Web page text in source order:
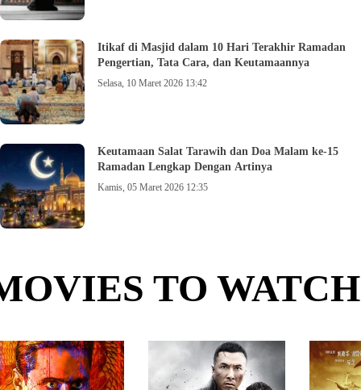
Itikaf di Masjid dalam 10 Hari Terakhir Ramadan
Pengertian, Tata Cara, dan Keutamaannya
Selasa, 10 Maret 2026 13:42
Keutamaan Salat Tarawih dan Doa Malam ke-15
Ramadan Lengkap Dengan Artinya
Kamis, 05 Maret 2026 12:35
TO WATCH